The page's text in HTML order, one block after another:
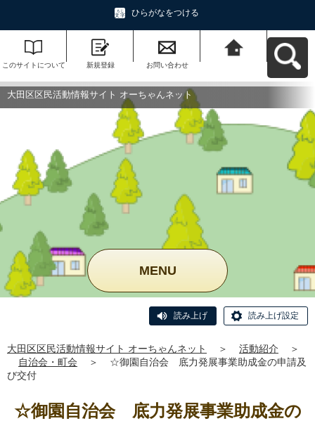
ひらがなをつける
このサイトについて 新規登録 お問い合わせ
ットへ戻る
大田区区民活動情報サイト オーちゃんネット
MENU
読み上げ 読み上げ設定
大田区区民活動情報サイト オーちゃんネット ＞ 活動紹介
＞
自治会・町会
＞
☆御園自治会 底力発展事業助成金の申請及
び交付
☆御園自治会 底力発展事業助成金の